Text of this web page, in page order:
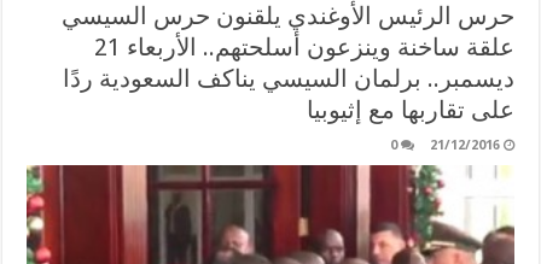
حرس الرئيس الأوغندي يلقنون حرس السيسي
علقة ساخنة وينزعون أسلحتهم.. الأربعاء 21
ديسمبر.. برلمان السيسي يناكف السعودية ردًا
على تقاربها مع إثيوبيا
21/12/2016
0